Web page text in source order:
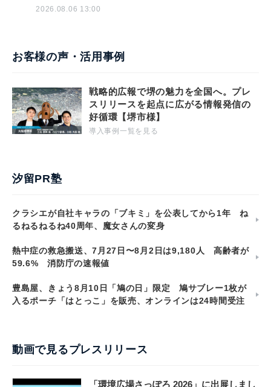
2026.08.06 13:00
お客様の声・活用事例
戦略的広報で堺の魅力を全国へ。プレ
スリリースを起点に広がる情報発信の
好循環【堺市様】
導入事例一覧を見る
汐留PR塾
クラシエが自社キャラの「ブキミ」を公表してから1年 ね
るねるねるね40周年、魔女さんの変身
熱中症の救急搬送、7月27日〜8月2日は9,180人 高齢者が
59.6% 消防庁の速報値
豊島屋、きょう8月10日「鳩の日」限定 鳩サブレー1枚が
入るポーチ「はとっこ」を販売、オンラインは24時間受注
動画で見るプレスリリース
「環境広場さっぽろ 2026」に出展しまし